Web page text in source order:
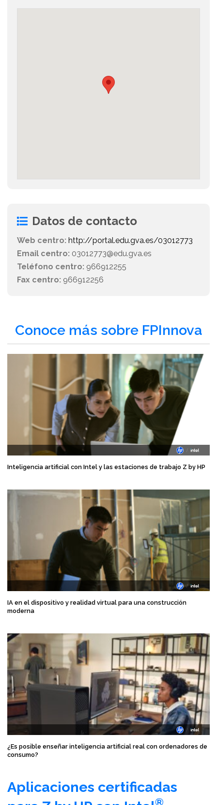
Datos de contacto
Web centro: http://portal.edu.gva.es/03012773
Email centro: 03012773@edu.gva.es
Teléfono centro: 966912255
Fax centro: 966912256
Conoce más sobre FPInnova
Inteligencia artificial con Intel y las estaciones de trabajo Z by HP
IA en el dispositivo y realidad virtual para una construcción
moderna
¿Es posible enseñar inteligencia artificial real con ordenadores de
consumo?
Aplicaciones certificadas
®